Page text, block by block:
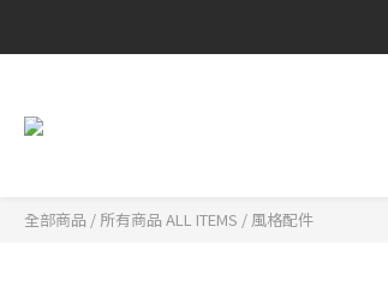
全部商品 / 所有商品 ALL ITEMS / 風格配件